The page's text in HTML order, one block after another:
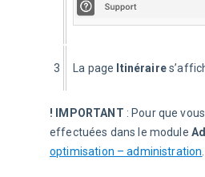
3 La page Itinéraire
! IMPORTANT : Pour que
effectuées dans le module
optimisation – administration.